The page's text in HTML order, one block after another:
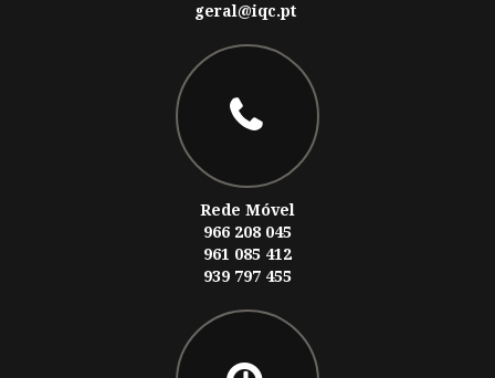
geral@iqc.pt
Rede Móvel
966 208 045
961 085 412
939 797 455